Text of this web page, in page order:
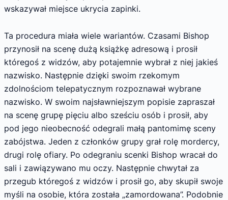
wskazywał miejsce ukrycia zapinki.
Ta procedura miała wiele wariantów. Czasami Bishop
przynosił na scenę dużą książkę adresową i prosił
któregoś z widzów, aby potajemnie wybrał z niej jakieś
nazwisko. Następnie dzięki swoim rzekomym
zdolnościom telepatycznym rozpoznawał wybrane
nazwisko. W swoim najsławniejszym popisie zapraszał
na scenę grupę pięciu albo sześciu osób i prosił, aby
pod jego nieobecność odegrali małą pantomimę sceny
zabójstwa. Jeden z członków grupy grał rolę mordercy,
drugi rolę ofiary. Po odegraniu scenki Bishop wracał do
sali i zawiązywano mu oczy. Następnie chwytał za
przegub któregoś z widzów i prosił go, aby skupił swoje
myśli na osobie, która została „zamordowana”. Podobnie